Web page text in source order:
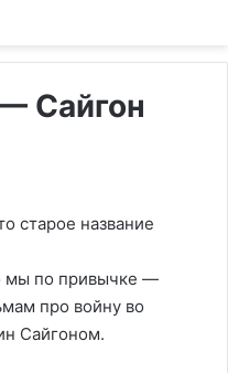
Сайгон
старое название
мы по привычке —
про войну во
Сайгоном.